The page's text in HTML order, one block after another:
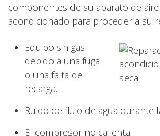
componentes de su aparato de aire
acondicionado para proceder a su
Equipo sin gas
debido a una fuga
o una falta de
recarga.
Ruido de flujo de agua durante
El compresor no calienta.